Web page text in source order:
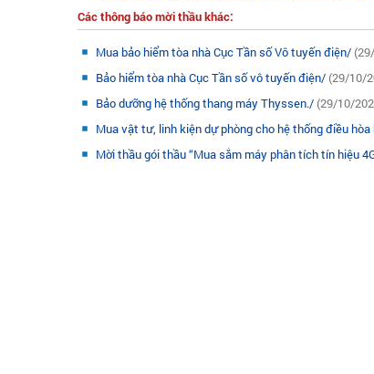
Các thông báo mời thầu khác:
Mua bảo hiểm tòa nhà Cục Tần số Vô tuyến điện/
Bảo hiểm tòa nhà Cục Tần số vô tuyến điện/ (29/10/
Bảo dưỡng hệ thống thang máy Thyssen./ (29/10/
Mua vật tư, linh kiện dự phòng cho hệ thống điều
Mời thầu gói thầu “Mua sắm máy phân tích tín hiệu